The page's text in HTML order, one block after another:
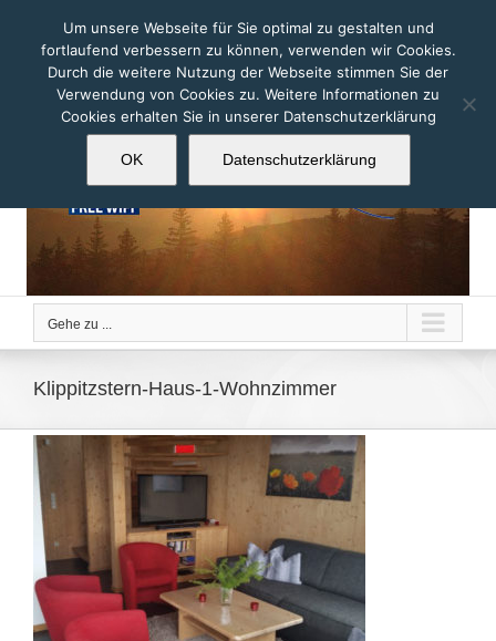
springen
Gehe zu ...
Klippitzstern-Haus-1-Wohnzimmer
Um unsere Webseite für Sie optimal zu gestalten und
fortlaufend verbessern zu können, verwenden wir Cookies.
Durch die weitere Nutzung der Webseite stimmen Sie der
Verwendung von Cookies zu. Weitere Informationen zu
Cookies erhalten Sie in unserer Datenschutzerklärung
OK Datenschutzerklärung